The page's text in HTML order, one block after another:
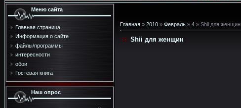
Меню сайта
Главная страница
Информация о сайте
файлы/программы
интересности
обои
Гостевая книга
Наш опрос
Главная » 2010 » Февраль » 4 » Shii для женщин
Shii для женщин